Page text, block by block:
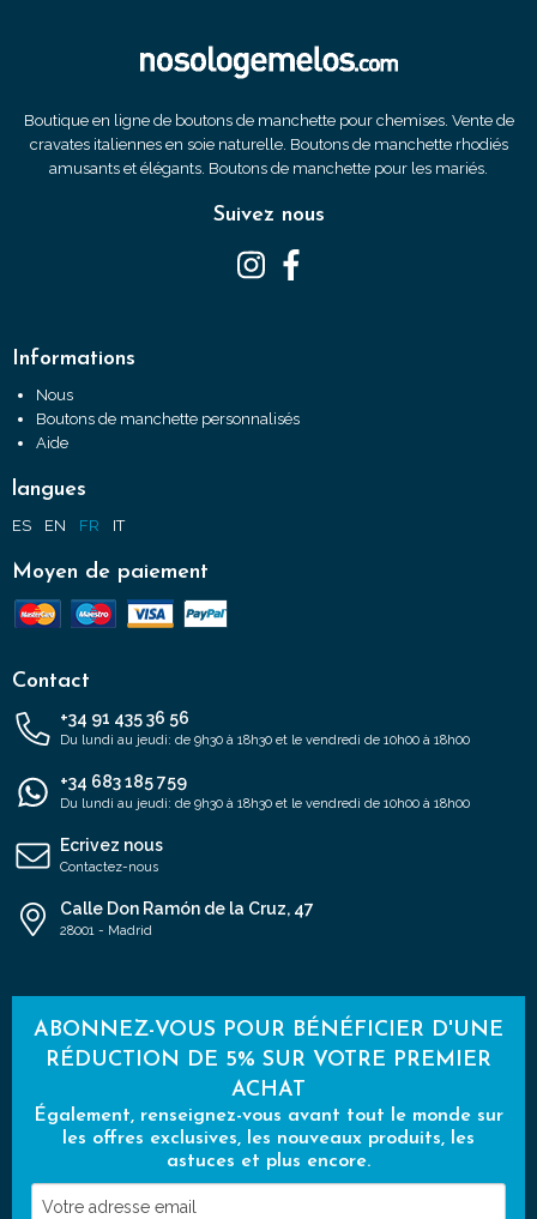
Boutique en ligne de boutons de manchette pour chemises. Vente de
cravates italiennes en soie naturelle. Boutons de manchette rhodiés
amusants et élégants. Boutons de manchette pour les mariés.
Suivez nous
Informations
Nous
Boutons de manchette personnalisés
Aide
langues
ES EN FR IT
Moyen de paiement
Contact
+34 91 435 36 56
Du lundi au jeudi: de 9h30 à 18h30 et le vendredi de 10h00 à 18h00
+34 683 185 759
Du lundi au jeudi: de 9h30 à 18h30 et le vendredi de 10h00 à 18h00
Ecrivez nous
Contactez-nous
Calle Don Ramón de la Cruz, 47
28001 - Madrid
ABONNEZ-VOUS POUR BÉNÉFICIER D'UNE
RÉDUCTION DE 5% SUR VOTRE PREMIER
ACHAT
Également, renseignez-vous avant tout le monde sur
les offres exclusives, les nouveaux produits, les
astuces et plus encore.
Votre